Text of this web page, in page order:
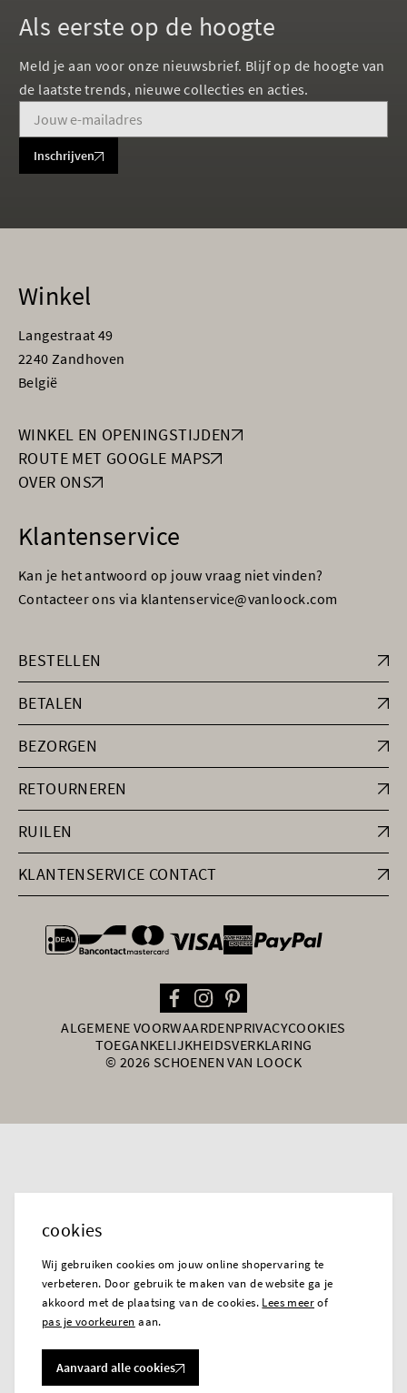
Als eerste op de hoogte
Meld je aan voor onze nieuwsbrief. Blijf op de hoogte van
de laatste trends, nieuwe collecties en acties.
Inschrijven
Winkel
Langestraat 49
2240 Zandhoven
België
WINKEL EN OPENINGSTIJDEN
ROUTE MET GOOGLE MAPS
OVER ONS
Klantenservice
Kan je het antwoord op jouw vraag niet vinden?
Contacteer ons via klantenservice@vanloock.com
BESTELLEN
BETALEN
BEZORGEN
RETOURNEREN
RUILEN
KLANTENSERVICE CONTACT
general.paymentOptions
ALGEMENE VOORWAARDENPRIVACYCOOKIES
TOEGANKELIJKHEIDSVERKLARING
© 2026 SCHOENEN VAN LOOCK
cookies
Wij gebruiken cookies om jouw online shopervaring te
verbeteren. Door gebruik te maken van de website ga je
akkoord met de plaatsing van de cookies. Lees meerof
pas je voorkeuren aan.
Aanvaard alle cookies